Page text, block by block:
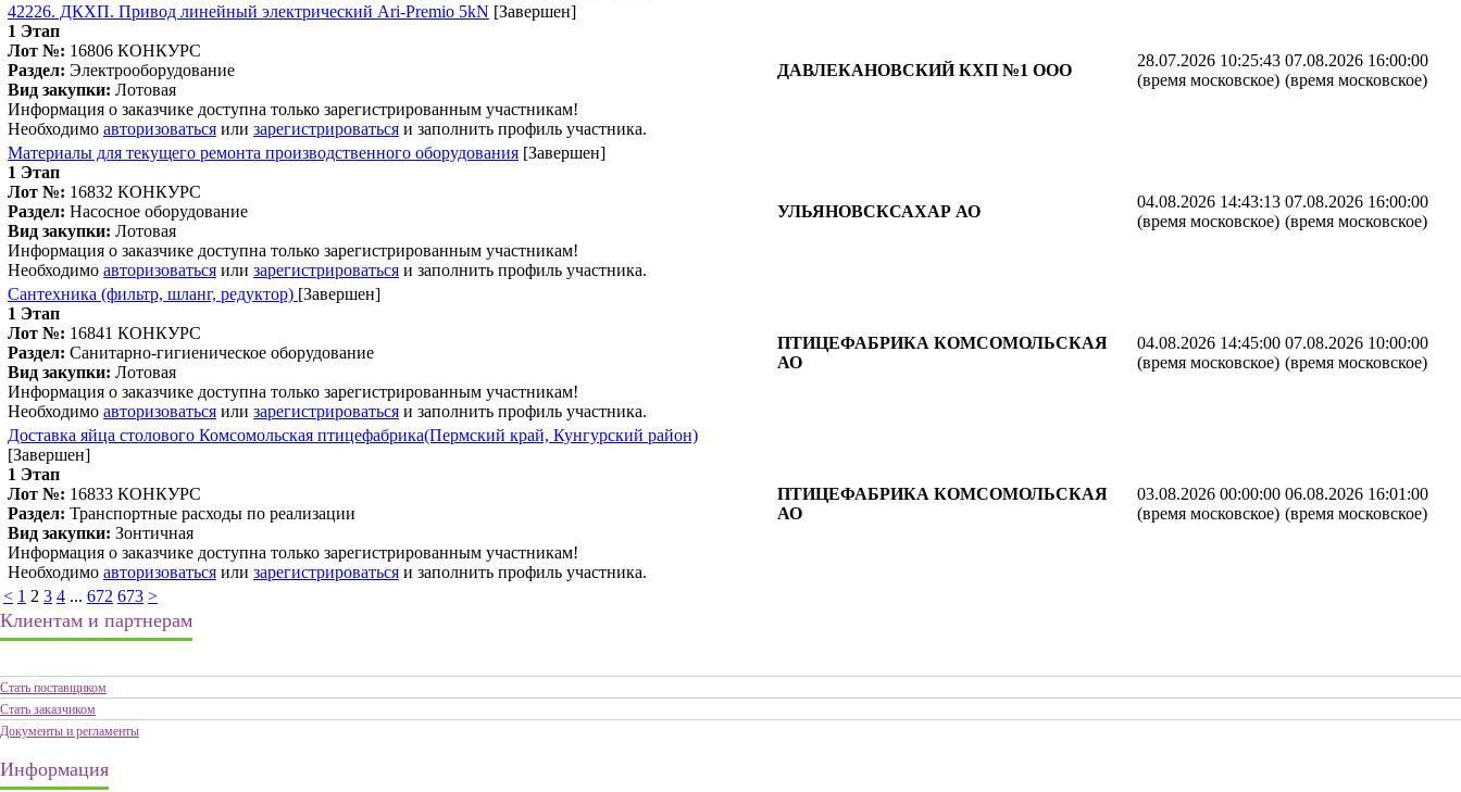
< 1 2 3 4 ... 672 673 >
42226. ДКХП. Привод линейный электрический Ari-Premio 5kN [Завершен]
1 Этап
Лот №: 16806 КОНКУРС
Раздел: Электрооборудование
Вид закупки: Лотовая
Информация о заказчике доступна только зарегистрированным участникам!
Необходимо авторизоваться или зарегистрироваться и заполнить профиль участника.
ДАВЛЕКАНОВСКИЙ КХП №1 ООО
28.07.2026 10:25:43
(время московское)
07.08.2026 16:00:00
(время московское)
Материалы для текущего ремонта производственного оборудования [Завершен]
1 Этап
Лот №: 16832 КОНКУРС
Раздел: Насосное оборудование
Вид закупки: Лотовая
Информация о заказчике доступна только зарегистрированным участникам!
Необходимо авторизоваться или зарегистрироваться и заполнить профиль участника.
УЛЬЯНОВСКСАХАР АО
04.08.2026 14:43:13
(время московское)
07.08.2026 16:00:00
(время московское)
Сантехника (фильтр, шланг, редуктор) [Завершен]
1 Этап
Лот №: 16841 КОНКУРС
Раздел: Санитарно-гигиеническое оборудование
Вид закупки: Лотовая
Информация о заказчике доступна только зарегистрированным участникам!
Необходимо авторизоваться или зарегистрироваться и заполнить профиль участника.
ПТИЦЕФАБРИКА КОМСОМОЛЬСКАЯ
АО
04.08.2026 14:45:00
(время московское)
07.08.2026 10:00:00
(время московское)
Доставка яйца столового Комсомольская птицефабрика(Пермский край, Кунгурский район)
[Завершен]
1 Этап
Лот №: 16833 КОНКУРС
Раздел: Транспортные расходы по реализации
Вид закупки: Зонтичная
Информация о заказчике доступна только зарегистрированным участникам!
Необходимо авторизоваться или зарегистрироваться и заполнить профиль участника.
ПТИЦЕФАБРИКА КОМСОМОЛЬСКАЯ
АО
03.08.2026 00:00:00
(время московское)
06.08.2026 16:01:00
(время московское)
Клиентам и партнерам
Стать поставщиком
Стать заказчиком
Документы и регламенты
Информация